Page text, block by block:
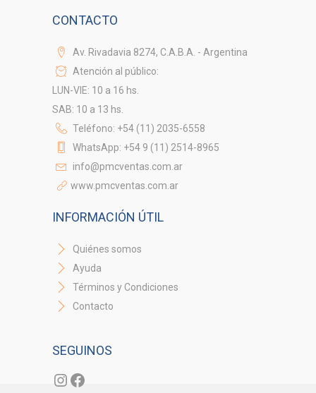
CONTACTO
Av. Rivadavia 8274, C.A.B.A. - Argentina
Atención al público:
LUN-VIE: 10 a 16 hs.
SAB: 10 a 13 hs.
Teléfono: +54 (11) 2035-6558
WhatsApp: +54 9 (11) 2514-8965
info@pmcventas.com.ar
www.pmcventas.com.ar
INFORMACIÓN ÚTIL
Quiénes somos
Ayuda
Términos y Condiciones
Contacto
SEGUINOS
Instagram
Facebook